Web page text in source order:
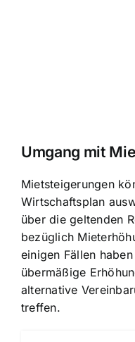
Umgang mit
Mietsteigerungen
Wirtschaftsplan
über die geltenden
bezüglich
einigen Fällen
übermäßige
alternative
treffen.